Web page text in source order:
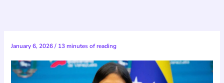
January 6, 2026/ 13 minutes of reading